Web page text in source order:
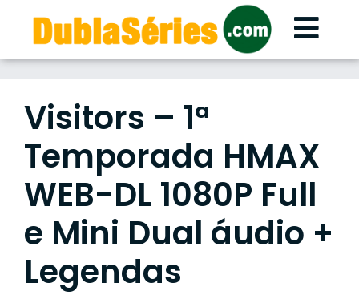
content
Visitors – 1ª
Temporada HMAX
WEB-DL 1080P Full
e Mini Dual áudio +
Legendas